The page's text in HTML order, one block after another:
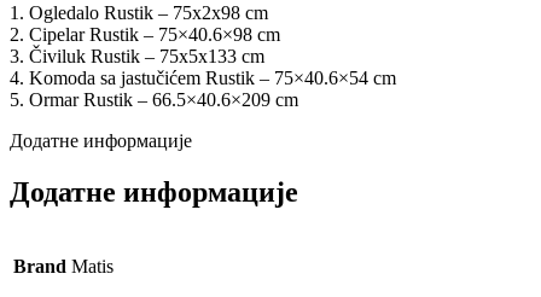
1. Ogledalo Rustik – 75x2x98 cm
2. Cipelar Rustik – 75×40.6×98 cm
3. Čiviluk Rustik – 75x5x133 cm
4. Komoda sa jastučićem Rustik – 75×40.6×54 cm
5. Ormar Rustik – 66.5×40.6×209 cm
Додатне информације
Додатне информације
Brand Matis